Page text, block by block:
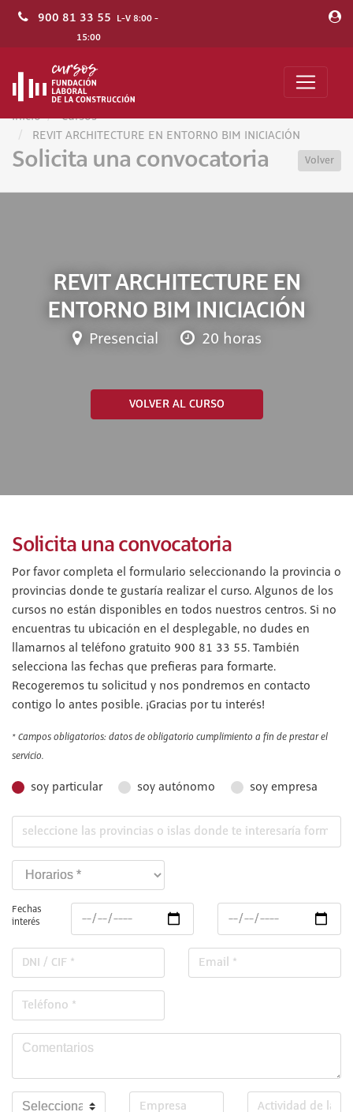
900 81 33 55 L-V 8:00 -
15:00
Inicio
Cursos
REVIT ARCHITECTURE EN ENTORNO BIM INICIACIÓN
Solicita una convocatoria Volver
REVIT ARCHITECTURE EN
ENTORNO BIM INICIACIÓN
Presencial 20 horas
VOLVER AL CURSO
Solicita una convocatoria
Por favor completa el formulario seleccionando la provincia o
provincias donde te gustaría realizar el curso. Algunos de los
cursos no están disponibles en todos nuestros centros. Si no
encuentras tu ubicación en el desplegable, no dudes en
llamarnos al teléfono gratuito 900 81 33 55. También
selecciona las fechas que prefieras para formarte.
Recogeremos tu solicitud y nos pondremos en contacto
contigo lo antes posible. ¡Gracias por tu interés!
* Campos obligatorios: datos de obligatorio cumplimiento a fin de prestar el
servicio.
soy particular soy autónomo soy empresa
Fechas
interés